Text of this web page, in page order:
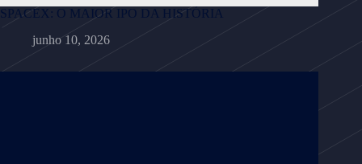
SPACEX: O MAIOR IPO DA HISTÓRIA
junho 10, 2026